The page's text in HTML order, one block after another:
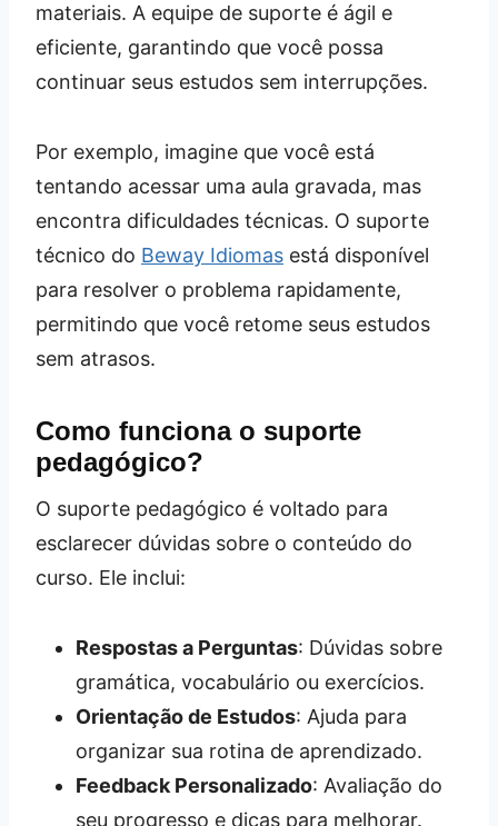
materiais. A equipe de suporte é ágil e
eficiente, garantindo que você possa
continuar seus estudos sem interrupções.
Por exemplo, imagine que você está
tentando acessar uma aula gravada, mas
encontra dificuldades técnicas. O suporte
técnico do Beway Idiomas está disponível
para resolver o problema rapidamente,
permitindo que você retome seus estudos
sem atrasos.
Como funciona o suporte
pedagógico?
O suporte pedagógico é voltado para
esclarecer dúvidas sobre o conteúdo do
curso. Ele inclui:
Respostas a Perguntas: Dúvidas sobre
gramática, vocabulário ou exercícios.
Orientação de Estudos: Ajuda para
organizar sua rotina de aprendizado.
Feedback Personalizado: Avaliação do
seu progresso e dicas para melhorar.